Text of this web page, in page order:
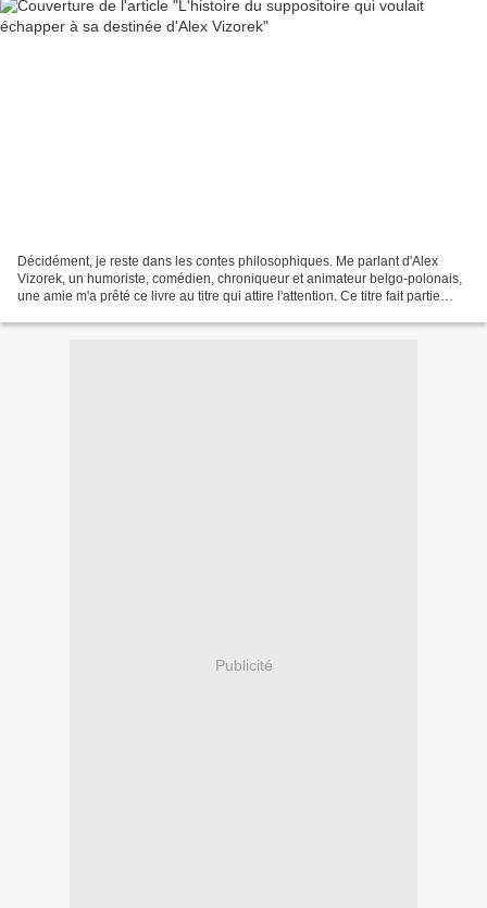
Décidément, je reste dans les contes philosophiques. Me parlant d'Alex
Vizorek, un humoriste, comédien, chroniqueur et animateur belgo-polonais,
une amie m'a prêté ce livre au titre qui attire l'attention. Ce titre fait partie
Publicité